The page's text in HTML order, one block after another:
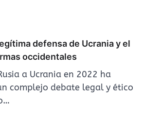
defensa de Ucrania y el
occidentales
a Ucrania en 2022 ha
complejo debate legal y ético